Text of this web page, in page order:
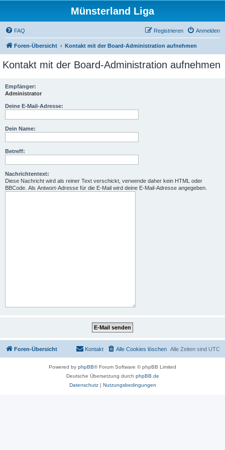
Münsterland Liga
FAQ Anmelden
Registrieren
Foren-Übersicht Kontakt mit der Board-Administration aufnehmen
Kontakt mit der Board-Administration aufnehmen
Empfänger:
Administrator
Deine E-Mail-Adresse:
Dein Name:
Betreff:
Nachrichtentext:
Diese Nachricht wird als reiner Text verschickt, verwende daher kein HTML oder
BBCode. Als Antwort-Adresse für die E-Mail wird deine E-Mail-Adresse angegeben.
Foren-Übersicht Alle Zeiten sind UTC
Alle Cookies löschen
Kontakt
Powered by phpBB® Forum Software © phpBB Limited
Deutsche Übersetzung durch phpBB.de
Datenschutz| Nutzungsbedingungen